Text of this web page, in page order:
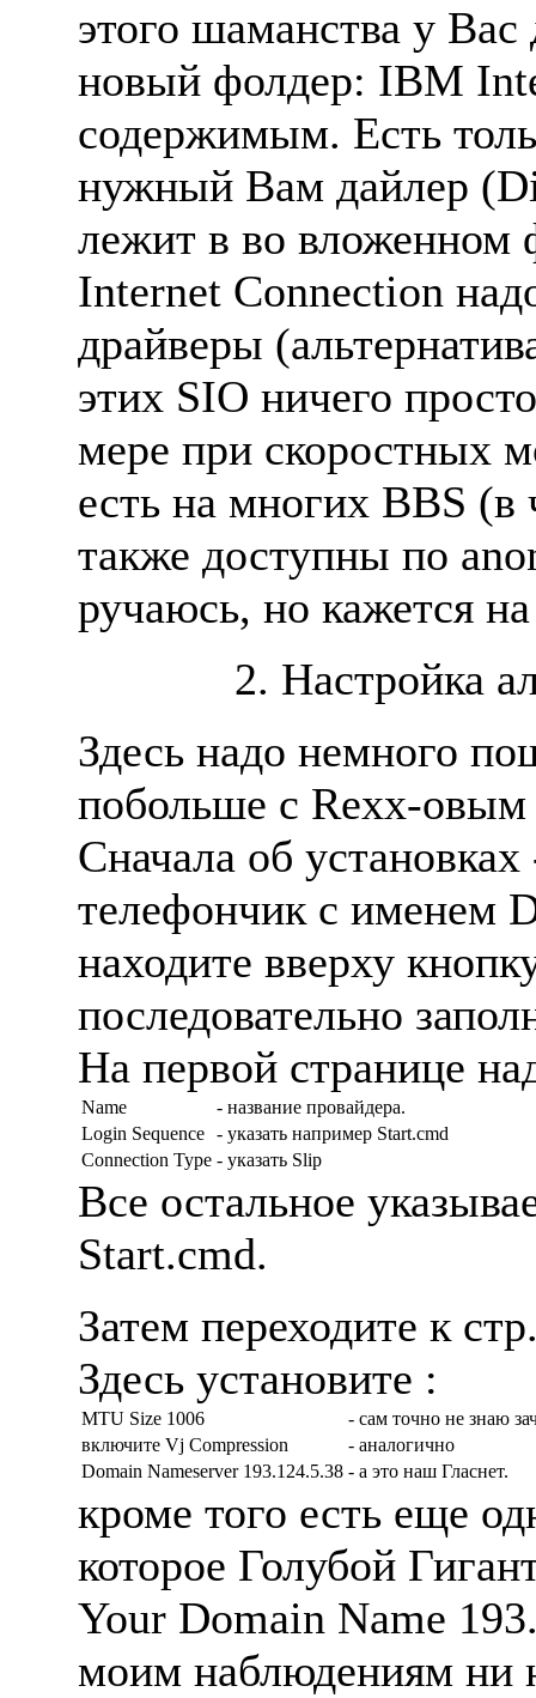
этого шаманства у
новый фолдер: IBM
содержимым. Есть
нужный Вам дайлер
лежит в во
Internet Connection
драйверы
этих SIO ничего
мере при скоростных
есть на многих BBS
также доступны по
ручаюсь, но кажется
2. Настройка
Здесь надо немного
побольше с Rexx-овым
Сначала об
телефончик с именем
находите вверху
последовательно
На первой странице
Name
- название провайдера.
Login Sequence - указать например Start.cmd
Connection Type - указать Slip
Все остальное
Start.cmd.
Затем переходите к
Здесь установите :
MTU Size 1006
- сам точно не знаю
включите Vj Compression
- аналогично
Domain Nameserver 193.124.5.38 - а это наш Гласнет.
кроме того есть еще
которое Голубой
Your Domain Name
моим наблюдениям ни